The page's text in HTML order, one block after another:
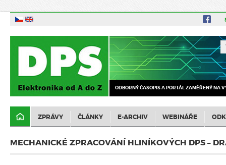
ODBORNÝ ČASOPIS A PORTÁL ZAMĚŘENÝ NA
ZPRÁVY ČLÁNKY E-ARCHIV WEBINÁŘE
MECHANICKÉ ZPRACOVÁNÍ HLINÍKOVÝCH DPS –